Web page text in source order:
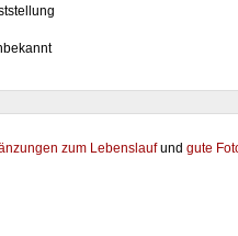
zum Lebenslaufund gute